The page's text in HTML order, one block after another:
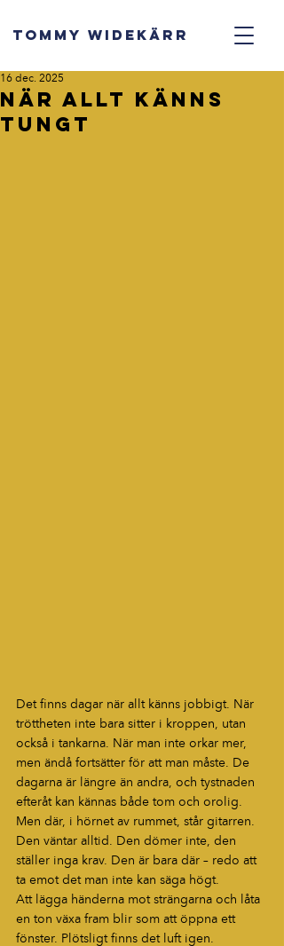
TOMMY WIDEKÄRR
När allt känns
tungt
16 dec. 2025
Det finns dagar när allt känns jobbigt. När
tröttheten inte bara sitter i kroppen, utan
också i tankarna. När man inte orkar mer,
men ändå fortsätter för att man måste. De
dagarna är längre än andra, och tystnaden
efteråt kan kännas både tom och orolig.
Men där, i hörnet av rummet, står gitarren.
Den väntar alltid. Den dömer inte, den
ställer inga krav. Den är bara där – redo att
ta emot det man inte kan säga högt.
Att lägga händerna mot strängarna och låta
en ton växa fram blir som att öppna ett
fönster. Plötsligt finns det luft igen.